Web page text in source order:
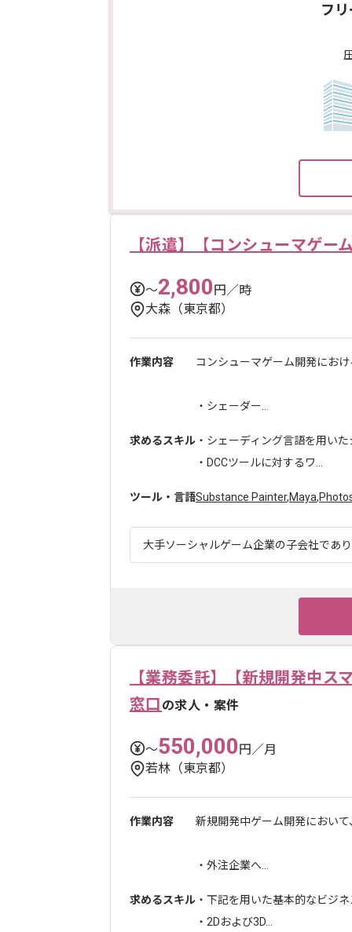
フ
【派遣】【コンシューマゲー
〜2,800円／時
大森（東京都）
作業内容 コンシューマゲーム開発にお
・シェーダー...
求めるスキル ・シェーディング言語を用い
・DCCツールに対するワ...
ツール・言語Substance Painter,Maya,
大手ソーシャルゲーム企業の子会社であ
【業務委託】【新規開発中
窓口 の求人・案件
〜550,000円／月
若林（東京都）
作業内容 新規開発中ゲーム開発におい
・外注企業へ...
求めるスキル ・下記を用いた基本的なビジ
・2Dおよび3D...